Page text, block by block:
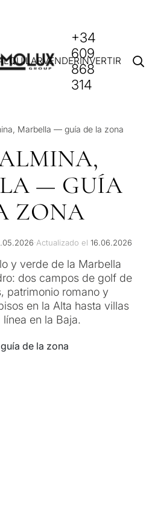
VENDERINVERTIR
+34
609
868
314
Marbella — guía de la zona
— GUÍA
ZONA
·Actualizado el 16.06.2026
y verde de la Marbella
dos campos de golf de
patrimonio romano y
en la Alta hasta villas
en la Baja.